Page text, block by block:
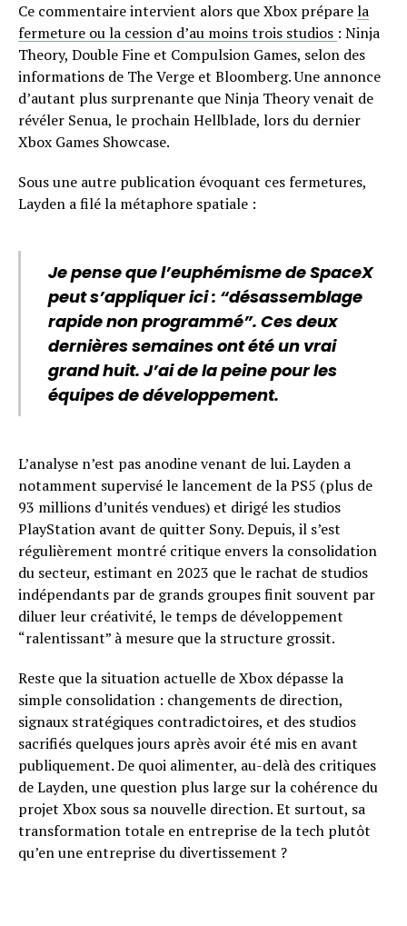
Ce commentaire intervient alors que Xbox préparela
fermeture ou la cession d’au moins trois studios : Ninja
Theory, Double Fine et Compulsion Games, selon des
informations de The Verge et Bloomberg. Une annonce
d’autant plus surprenante que Ninja Theory venait de
révéler Senua, le prochain Hellblade, lors du dernier
Xbox Games Showcase.
Sous une autre publication évoquant ces fermetures,
Layden a filé la métaphore spatiale :
Je pense que l’euphémisme de SpaceX
peut s’appliquer ici : “désassemblage
rapide non programmé”. Ces deux
dernières semaines ont été un vrai
grand huit. J’ai de la peine pour les
équipes de développement.
L’analyse n’est pas anodine venant de lui. Layden a
notamment supervisé le lancement de la PS5 (plus de
93 millions d’unités vendues) et dirigé les studios
PlayStation avant de quitter Sony. Depuis, il s’est
régulièrement montré critique envers la consolidation
du secteur, estimant en 2023 que le rachat de studios
indépendants par de grands groupes finit souvent par
diluer leur créativité, le temps de développement
“ralentissant” à mesure que la structure grossit.
Reste que la situation actuelle de Xbox dépasse la
simple consolidation : changements de direction,
signaux stratégiques contradictoires, et des studios
sacrifiés quelques jours après avoir été mis en avant
publiquement. De quoi alimenter, au-delà des critiques
de Layden, une question plus large sur la cohérence du
projet Xbox sous sa nouvelle direction. Et surtout, sa
transformation totale en entreprise de la tech plutôt
qu’en une entreprise du divertissement ?